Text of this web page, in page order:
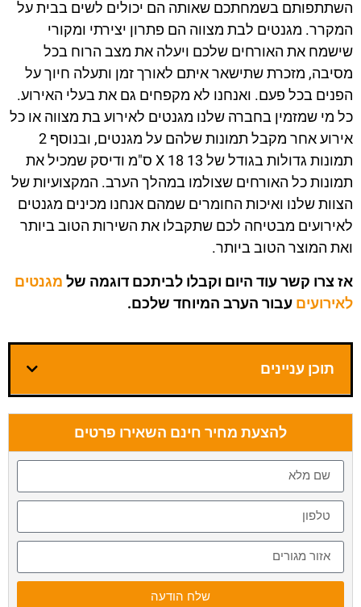
השתתפותם בשמחתכם שאותה הם יכולים לשים בבית על
המקרר. מגנטים לבת מצווה הם פתרון יצירתי ומקורי
שישמח את האורחים שלכם ויעלה את מצב הרוח בכל
מסיבה, מזכרת שתישאר איתם לאורך זמן ותעלה חיוך על
הפנים בכל פעם. ואנחנו לא מקפחים גם את בעלי האירוע.
כל מי שמזמין בחברה שלנו מגנטים לאירוע בת מצווה או כל
אירוע אחר מקבל תמונות שלהם על מגנטים, ובנוסף 2
תמונות גדולות בגודל של 13
X 18ס"מ ודיסק שמכיל את
תמונות כל האורחים שצולמו במהלך הערב. המקצועיות של
הצוות שלנו ואיכות החומרים שמהם אנחנו מכינים מגנטים
לאירועים מבטיחה לכם שתקבלו את השירות הטוב ביותר
ואת המוצר הטוב ביותר.
אז צרו קשר עוד היום וקבלו לביתכם דוגמה שלמגנטים
לאירועיםעבור הערב המיוחד שלכם.
תוכן עניינים
להצעת מחיר חינם השאירו פרטים
שלח הודעה